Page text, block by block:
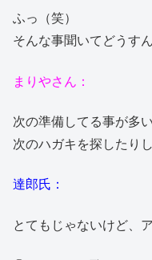
ふっ（笑）
そんな事聞いてどうすん
まりやさん：
次の準備してる事が多い
次のハガキを探したり
達郎氏：
とてもじゃないけど、